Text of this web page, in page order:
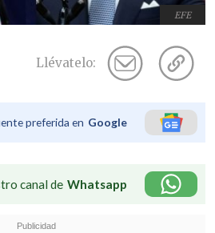
EFE
Llévatelo:
preferida en Google
canal de Whatsapp